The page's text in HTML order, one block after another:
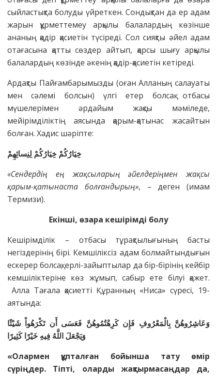
сыйластықта болуды үйреткен. Сондықтан да ер адам
жарын құрметтемеу арқылы балалардың көзінше
ананың қадір қасиетін түсіреді. Сол сияқты әйел адам
отағасына қатты сөздер айтып, қарсы шығу арқылы
балалардың көзінде әкенің қадір-қасиетін кетіреді.
Ардақты Пайғамбарымызды (оған Алланың салауаты
мен сәлемі болсын) үлгі етер болсақ отбасы
мүшелерімен әрдайым жақсы мәміледе,
мейірімділіктің аясында қарым-қатынас жасайтын
болған. Хадис шәріпте:
خِيَارُكُمْ خِيَارُكُمْ لِنِسائِهِمْ
«Сендердің ең жақсыларың әйелдеріңмен жақсы
қарым-қатынаста болғандырың», – деген (имам
Термизи).
Екінші, өзара кешірімді болу
Кешірімділік – отбасы тұрақтылығының басты
негіздерінің бірі. Кемшіліксіз адам болмайтындығын
ескерер болсақ, ерлі-зайыптылар да бір-бірінің кейбір
кемшіліктеріне көз жұмып, сабыр ете білуі қажет.
Алла Тағала қасиетті Құранның «Ниса» сүресі, 19-
аятында:
وَعَاشِرُوهُنَّ بِالْمَعْرُوفِ فَإِن كَرِهْتُمُوهُنَّ فَعَسَى أَن تَكْرَهُواْ شَيْئًا
وَيَجْعَلَ اللَّهُ فِيهِ خَيْرًا كَثِيرًا
«Олармен құпталған бойынша тату өмір
сүріңдер. Тіпті, оларды жақтырмасаңдар да,